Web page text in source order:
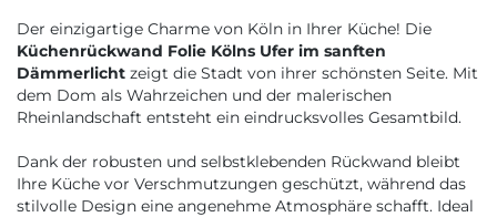
Der einzigartige Charme von Köln in Ihrer Küche! Die
Küchenrückwand Folie Kölns Ufer im sanften
Dämmerlicht zeigt die Stadt von ihrer schönsten Seite. Mit
dem Dom als Wahrzeichen und der malerischen
Rheinlandschaft entsteht ein eindrucksvolles Gesamtbild.
Dank der robusten und selbstklebenden Rückwand bleibt
Ihre Küche vor Verschmutzungen geschützt, während das
stilvolle Design eine angenehme Atmosphäre schafft. Ideal